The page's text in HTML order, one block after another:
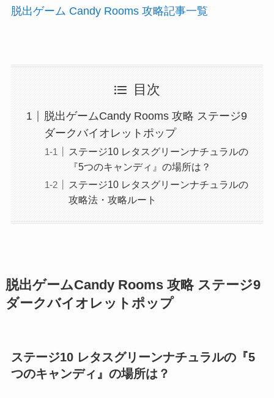
脱出ゲーム Candy Rooms 攻略記事一覧
目次
脱出ゲームCandy Rooms 攻略 ステージ9
ダークバイオレットポップ
ステージ10 レタスグリーンナチュラルの
『5つのキャンディ』の場所は？
ステージ10 レタスグリーンナチュラルの
攻略法・攻略ルート
脱出ゲームCandy Rooms 攻略 ステージ9
ダークバイオレットポップ
ステージ10 レタスグリーンナチュラルの『5
つのキャンディ』の場所は？